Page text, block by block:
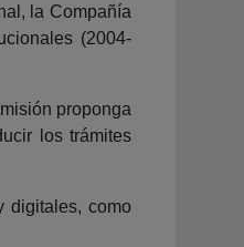
la Compañía
(2004-
proponga
los trámites
digitales, como